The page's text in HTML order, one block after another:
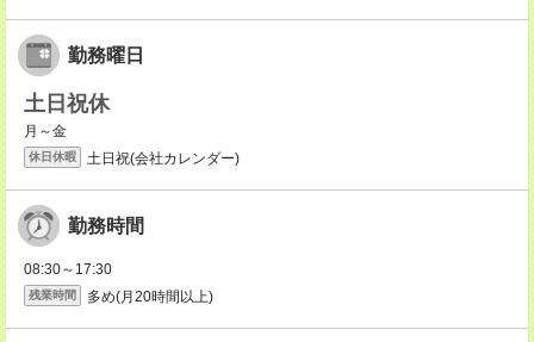
勤務曜日
土日祝休
月～金
休日休暇 土日祝(会社カレンダー)
勤務時間
08:30～17:30
残業時間 多め(月20時間以上)